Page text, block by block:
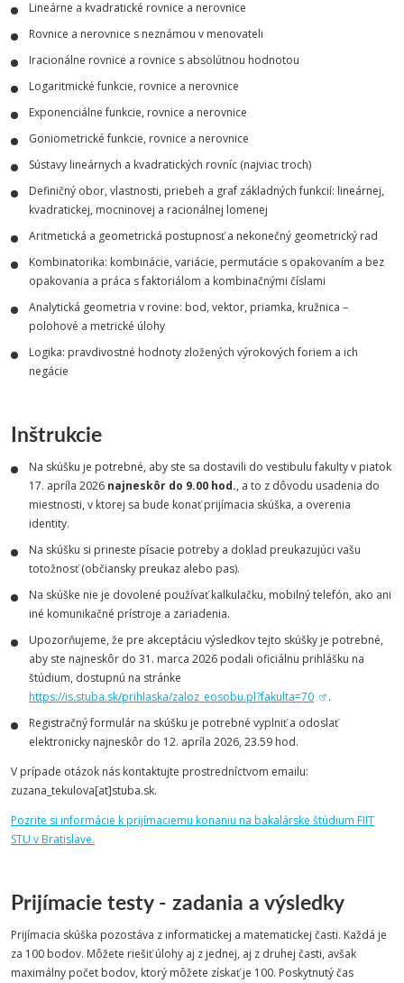
Lineárne a kvadratické rovnice a nerovnice
Rovnice a nerovnice s neznámou v menovateli
Iracionálne rovnice a rovnice s absolútnou hodnotou
Logaritmické funkcie, rovnice a nerovnice
Exponenciálne funkcie, rovnice a nerovnice
Goniometrické funkcie, rovnice a nerovnice
Sústavy lineárnych a kvadratických rovníc (najviac troch)
Definičný obor, vlastnosti, priebeh a graf základných funkcií: lineárnej,
kvadratickej, mocninovej a racionálnej lomenej
Aritmetická a geometrická postupnosť a nekonečný geometrický rad
Kombinatorika: kombinácie, variácie, permutácie s opakovaním a bez
opakovania a práca s faktoriálom a kombinačnými číslami
Analytická geometria v rovine: bod, vektor, priamka, kružnica –
polohové a metrické úlohy
Logika: pravdivostné hodnoty zložených výrokových foriem a ich
negácie
Inštrukcie
Na skúšku je potrebné, aby ste sa dostavili do vestibulu fakulty v piatok
17. apríla 2026 najneskôr do 9.00 hod., a to z dôvodu usadenia do
miestnosti, v ktorej sa bude konať prijímacia skúška, a overenia
identity.
Na skúšku si prineste písacie potreby a doklad preukazujúci vašu
totožnosť (občiansky preukaz alebo pas).
Na skúške nie je dovolené používať kalkulačku, mobilný telefón, ako ani
iné komunikačné prístroje a zariadenia.
Upozorňujeme, že pre akceptáciu výsledkov tejto skúšky je potrebné,
aby ste najneskôr do 31. marca 2026 podali oficiálnu prihlášku na
štúdium, dostupnú na stránke
https://is.stuba.sk/prihlaska/zaloz_eosobu.pl?fakulta=70
.
Registračný formulár na skúšku je potrebné vyplniť a odoslať
elektronicky najneskôr do 12. apríla 2026, 23.59 hod.
V prípade otázok nás kontaktujte prostredníctvom emailu:
zuzana_tekulova[at]stuba.sk.
Pozrite si informácie k prijímaciemu konaniu na bakalárske štúdium FIIT
STU v Bratislave.
Prijímacie testy - zadania a výsledky
Prijímacia skúška pozostáva z informatickej a matematickej časti. Každá je
za 100 bodov. Môžete riešiť úlohy aj z jednej, aj z druhej časti, avšak
maximálny počet bodov, ktorý môžete získať je 100. Poskytnutý čas